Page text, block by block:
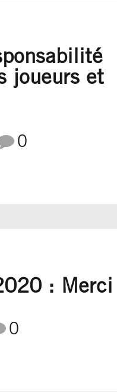
joueurs et
0
: Merci
0